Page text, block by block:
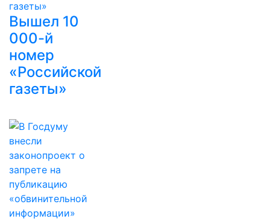
Вышел 10
000-й
номер
«Российской
газеты»